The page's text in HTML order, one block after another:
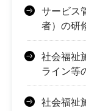
サービス
者）の研
社会福祉
ライン等
社会福祉